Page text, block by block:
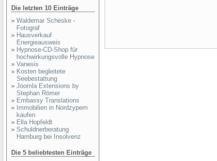
Die letzten 10 Einträge
» Waldemar Scheske -
Fotograf
» Hausverkauf
Energieausweis
» Hypnose-CD-Shop für
hochwirkungsvolle Hypnose
» Vanesis
» Kosten begleitete
Seebestattung
» Joomla Extensions by
Stephan Römer
» Embassy Translations
» Immobilien in Nordzypern
kaufen
» Ella Hopfeldt
» Schuldnerberatung
Hamburg bei Insolvenz
Die 5 beliebtesten Einträge